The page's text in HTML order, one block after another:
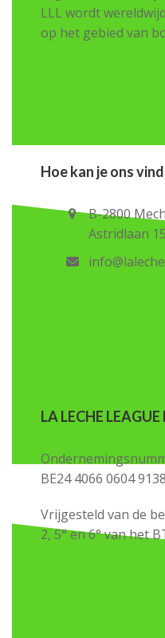
LLL wordt
op het gebied van
Hoe kan je ons
B-2800
Astridlaan
LA LECHE
BE24 4066 0604
Vrijgesteld van de
2, 5° en 6° van het